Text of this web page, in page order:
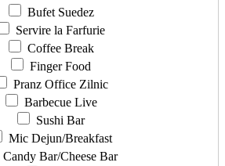
Bufet Suedez
Servire la Farfurie
Coffee Break
Finger Food
Pranz Office Zilnic
Barbecue Live
Sushi Bar
Mic Dejun/Breakfast
Candy Bar/Cheese Bar